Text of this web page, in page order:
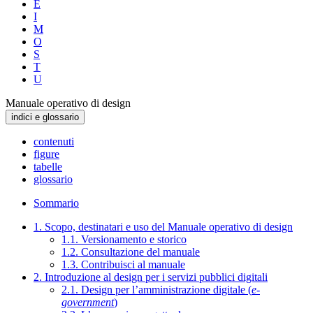
E
I
M
O
S
T
U
Manuale operativo di design
indici e glossario
contenuti
figure
tabelle
glossario
Sommario
1. Scopo, destinatari e uso del Manuale operativo di design
1.1. Versionamento e storico
1.2. Consultazione del manuale
1.3. Contribuisci al manuale
2. Introduzione al design per i servizi pubblici digitali
2.1. Design per l’amministrazione digitale (e-
government)